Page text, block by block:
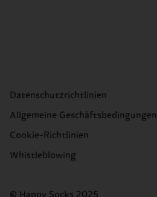
Datenschutzrichtlinien
Allgemeine Geschäftsbedingungen
Cookie-Richtlinien
Whistleblowing
© Happy Socks 2025